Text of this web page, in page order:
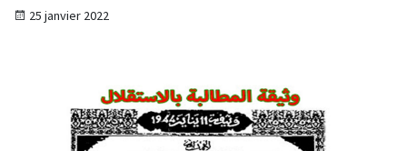
25 janvier 2022